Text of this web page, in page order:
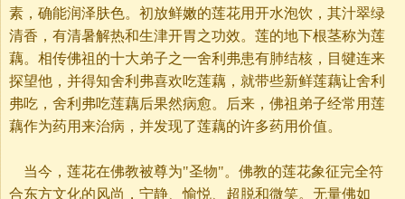
素，确能润泽肤色。初放鲜嫩的莲花用开水泡饮，其汁翠绿
清香，有清暑解热和生津开胃之功效。莲的地下根茎称为莲
藕。相传佛祖的十大弟子之一舍利弗患有肺结核，目犍连来
探望他，并得知舍利弗喜欢吃莲藕，就带些新鲜莲藕让舍利
弗吃，舍利弗吃莲藕后果然病愈。后来，佛祖弟子经常用莲
藕作为药用来治病，并发现了莲藕的许多药用价值。
当今，莲花在佛教被尊为"圣物"。佛教的莲花象征完全符
合东方文化的风尚，宁静、愉悦、超脱和微笑。无量佛如